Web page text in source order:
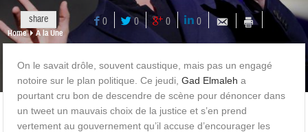
share 0 0 0 0
Home A la Une
On le savait drôle, souvent caustique, mais pas un engagé
notoire sur le plan politique. Ce jeudi,Gad Elmaleh a
pourtant cru bon de descendre de scène pour dénoncer dans
un tweet un mauvais choix de la justice et s’en prend
vertement au gouvernement qu’il accuse d’encourager les